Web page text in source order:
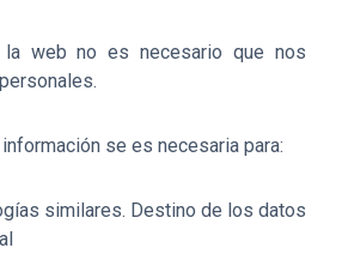
la web no es necesario que nos
se es necesaria para:
similares. Destino de los datos